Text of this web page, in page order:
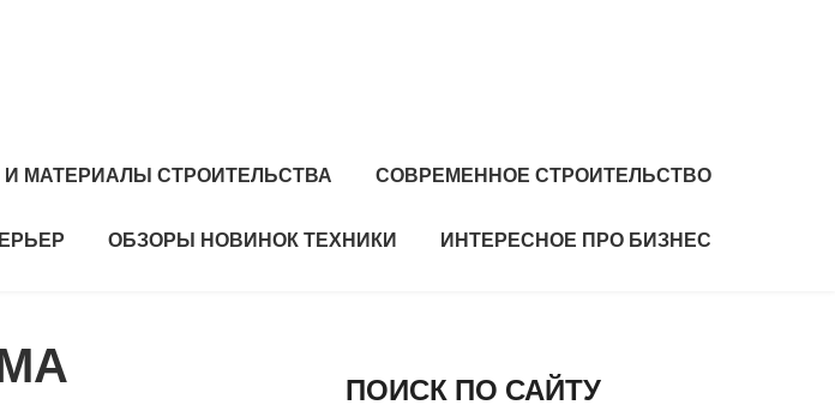
МАТЕРИАЛЫ СТРОИТЕЛЬСТВА СОВРЕМЕННОЕ СТРОИТЕЛЬСТВО
ОБЗОРЫ НОВИНОК ТЕХНИКИ ИНТЕРЕСНОЕ ПРО БИЗНЕС
ПОИСК ПО САЙТУ